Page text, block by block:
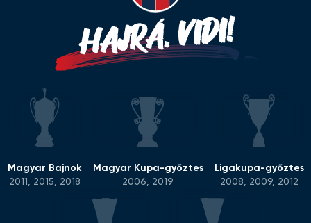
HAJRÁ, VIDI!
Magyar Bajnok
2011, 2015, 2018
Magyar Kupa-győztes
2006, 2019
Ligakupa-győztes
2008, 2009, 2012